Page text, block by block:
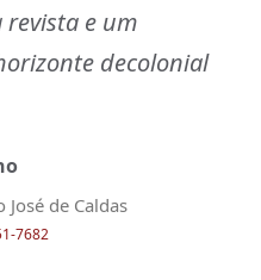
revista e um
decolonial
de Caldas
7682